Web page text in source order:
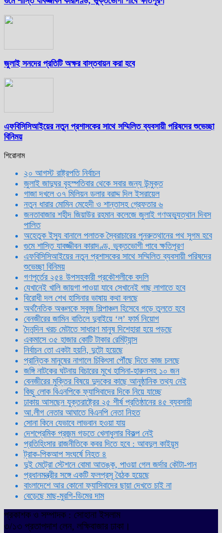
জুলাই সনদের প্রতিটি অক্ষর বাস্তবায়ন করা হবে
এফবিসিসিআইয়ের নতুন প্রশাসকের সাথে সম্মিলিত ব্যবসায়ী পরিষদের শুভেচ্ছা
বিনিময়
শিরোনাম
২০ আগস্ট রাষ্ট্রপতি নির্বাচন
জুলাই জাদুঘর বৃহস্পতিবার থেকে সবার জন্য উন্মুক্ত
গাজা দখলে ৩৭ মিলিয়ন ডলার বরাদ্দ দিল ইসরায়েল
নতুন ধারার মোমিন মেহেদী ও শান্তাসহ গ্রেফতার ৬
জনতাবাজার শহীদ জিয়াউর রহমান কলেজে জুলাই গণঅভ্যুত্থান দিবস
পালিত
অহেতুক ইস্যু বানালে পলাতক স্বৈরাচারের পুনরুত্থানের পথ সুগম হবে
গুমে শাস্তি যাবজ্জীবন কারাদণ্ড, ভুক্তভোগী পাবে ক্ষতিপূরণ
এফবিসিসিআইয়ের নতুন প্রশাসকের সাথে সম্মিলিত ব্যবসায়ী পরিষদের
শুভেচ্ছা বিনিময়
গণপূর্তের ২৫৪ উপসহকারী প্রকৌশলীকে বদলি
যেখানেই খালি জায়গা পাওয়া যাবে সেখানেই গাছ লাগাতে হবে
বিরোধী দল শেখ হাসিনার ভাষায় কথা বলছে
অর্থনৈতিক অঞ্চলকে সবুজ শিল্পাঞ্চল হিসেবে গড়ে তুলতে হবে
বেনজীরের জামিন বাতিলে দুবাইয়ে ‌‘ল’ ফার্ম নিয়োগ
দৈনন্দিন খরচ মেটাতে সাধারণ মানুষ দিশেহারা হয়ে পড়ছে
একমাসে ৩৫ হাজার কোটি টাকার রেমিট্যান্স
নির্বাচন তো একটা হয়নি, দুটো হয়েছে
প্রান্তিক মানুষের নাগালে চিকিৎসা পৌঁছে দিতে কাজ চলছে
জঙ্গি নাটকের ঘটনায় বিচারের মুখে হাসিনা-হারুনসহ ১০ জন
বেনজীরের মুক্তির বিষয়ে দুদকের কাছে আনুষ্ঠানিক তথ্য নেই
কিছু লোক বিএনপিকে ফ্যাসিবাদের দিকে নিয়ে যাচ্ছে
ঢাকায় আসছেন যুক্তরাষ্ট্রের ২৫ শীর্ষ প্রতিষ্ঠানের ৪৫ ব্যবসায়ী
আ.লীগ নেতার আঘাতে বিএনপি নেতা নিহত
সোনা কিনে যেভাবে লাভবান হওয়া যায়
দেশপ্রেমিক প্রজন্ম গড়তে খেলাধুলার বিকল্প নেই
প্রতিহিংসার রাজনীতিকে কবর দিতে হবে : আবদুল কাইয়ূম
ট্রাক-পিকআপ সংঘর্ষে নিহত ৪
দুই মেট্রো স্টেশনে বোমা আতঙ্ক, পাওয়া গেল জর্দার কৌটা-পান
প্রধানমন্ত্রীর সঙ্গে একটি ফলপ্রসূ বৈঠক হয়েছে
বাংলাদেশে আর কোনো ফ্যাসিবাদের ছায়া দেখতে চাই না
বেড়েছে মাছ-মুরগি-ডিমের দাম
প্রকাশক ও সম্পাদক : সোহানা ইসলাম
৩/১৩ প্রতাপদাশ লেন, লক্ষিবাজার ঢাকা।